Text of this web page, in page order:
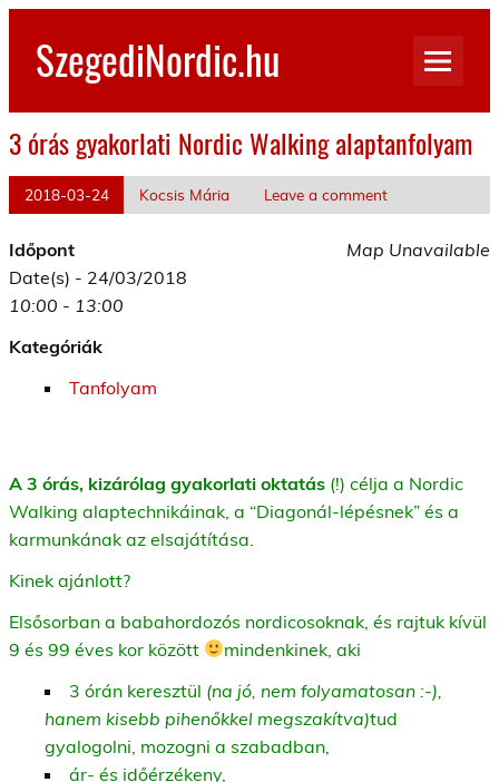
Skip
contentSzegediNordic.hu
3 órás gyakorlati Nordic Walking alaptanfolyam
2018-03-24 Kocsis Mária Leave a comment
Map Unavailable
Időpont
Date(s) - 24/03/2018
10:00 - 13:00
Kategóriák
Tanfolyam
A 3 órás, kizárólag gyakorlati oktatás (!) célja a Nordic
Walking alaptechnikáinak, a “Diagonál-lépésnek” és a
karmunkának az elsajátítása.
Kinek ajánlott?
Elsősorban a babahordozós nordicosoknak, és rajtuk kívül
9 és 99 éves kor között
mindenkinek, aki
3 órán keresztül (na jó, nem folyamatosan :-),
hanem kisebb pihenőkkel megszakítva)tud
gyalogolni, mozogni a szabadban,
ár- és időérzékeny,